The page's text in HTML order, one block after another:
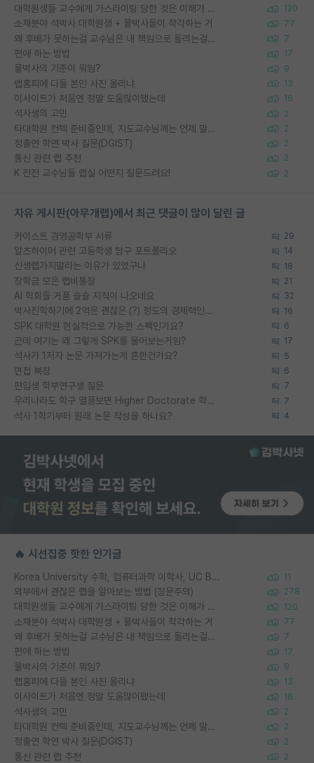
대학원생들 교수에게 가스라이팅 당한 것은 이해가 갑니다. 안타깝네요. 120
소재분야 석박사 대학원생 + 물박사들이 착각하는 거 77
왜 후배가 못하는걸 교수님은 내 책임으로 돌리는걸까요? 7
편애 하는 방법 17
물박사의 기준이 뭐임? 9
랩홈피에 다들 본인 사진 올리냐 13
이사이트가 처음엔 정말 도움많이됐는데 16
석사생의 고민 2
타대학원 컨텍 준비중인데, 지도교수님께는 언제 말씀드려야 할까요? 2
정출연 학연 박사 질문(DGIST) 2
통신 관련 랩 추천 2
K 전전 교수님들 랩실 어떤지 질문드려요! 2
자유 게시판(아무개랩)에서 최근 댓글이 많이 달린 글
카이스트 경영공학부 서류 29
알츠하이머 관련 고등학생 탐구 포트폴리오 14
신생랩가지말라는 이유가 있었구나 18
장학금 모은 랩비통장 21
AI 학회들 거품 슬슬 지적이 나오네요 32
박사진학하기에 2억은 괜찮은 (?) 정도의 경제력인가요 16
SPK 대학원 현실적으로 가능한 스펙인가요? 6
근데 여기는 왜 그렇게 SPK를 물어보는거임? 17
석사가 1저자 논문 가져가는게 흔한건가요? 5
면접 복장 6
편입생 학부연구생 질문 7
우리나라도 학구 열풍보면 Higher Doctorate 학위가 필요하다고 봅니다. 7
석사 1학기부터 원래 논문 작성을 하나요? 4
🔥 시선집중 핫한 인기글
Korea University 수학, 컴퓨터과학 이학사, UC Berkeley 산업공학 대학원 공학박사가 되는 것은 쉽지 않겠죠? 11
외부에서 괜찮은 랩을 알아보는 방법 (장문주의) 278
대학원생들 교수에게 가스라이팅 당한 것은 이해가 갑니다. 안타깝네요. 120
소재분야 석박사 대학원생 + 물박사들이 착각하는 거 77
왜 후배가 못하는걸 교수님은 내 책임으로 돌리는걸까요? 7
편애 하는 방법 17
물박사의 기준이 뭐임? 9
랩홈피에 다들 본인 사진 올리냐 13
이사이트가 처음엔 정말 도움많이됐는데 16
석사생의 고민 2
타대학원 컨텍 준비중인데, 지도교수님께는 언제 말씀드려야 할까요? 2
정출연 학연 박사 질문(DGIST) 2
통신 관련 랩 추천 2